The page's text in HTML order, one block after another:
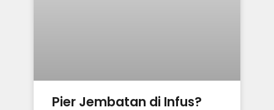
Pier Jembatan di Infus?